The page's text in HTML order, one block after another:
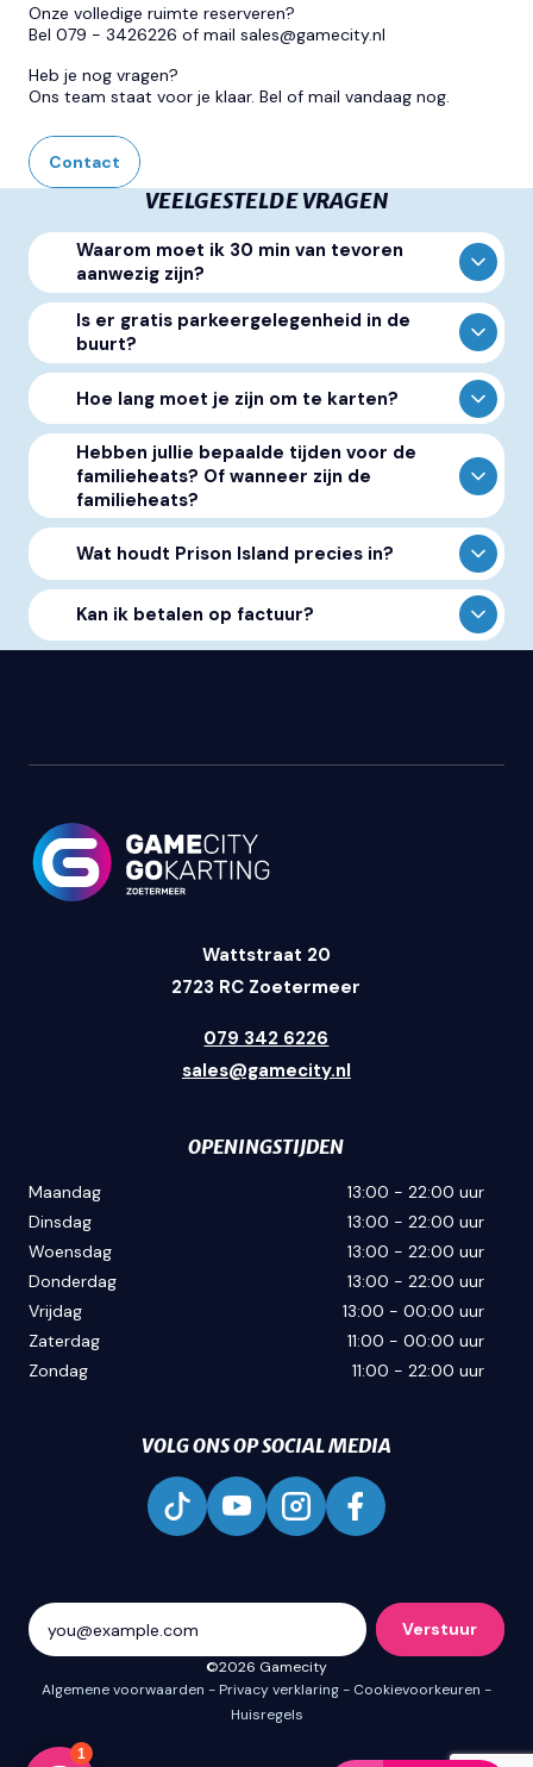
Onze volledige ruimte reserveren?
Bel 079 - 3426226 of mail sales@gamecity.nl
Heb je nog vragen?
Ons team staat voor je klaar. Bel of mail vandaag nog.
Contact
VEELGESTELDE VRAGEN
Waarom moet ik 30 min van tevoren
aanwezig zijn?
Is er gratis parkeergelegenheid in de
buurt?
Hoe lang moet je zijn om te karten?
Hebben jullie bepaalde tijden voor de
familieheats? Of wanneer zijn de
familieheats?
Wat houdt Prison Island precies in?
Kan ik betalen op factuur?
VOLG ONS OP SOCIAL MEDIA
Verstuur
Wattstraat 20
2723 RC Zoetermeer
079 342 6226
sales@gamecity.nl
OPENINGSTIJDEN
Maandag
13:00 - 22:00 uur
Dinsdag
13:00 - 22:00 uur
Woensdag
13:00 - 22:00 uur
Donderdag
13:00 - 22:00 uur
Vrijdag
13:00 - 00:00 uur
Zaterdag
11:00 - 00:00 uur
Zondag
11:00 - 22:00 uur
©2026 Gamecity
Algemene voorwaarden
Privacy verklaring
Cookievoorkeuren
Huisregels